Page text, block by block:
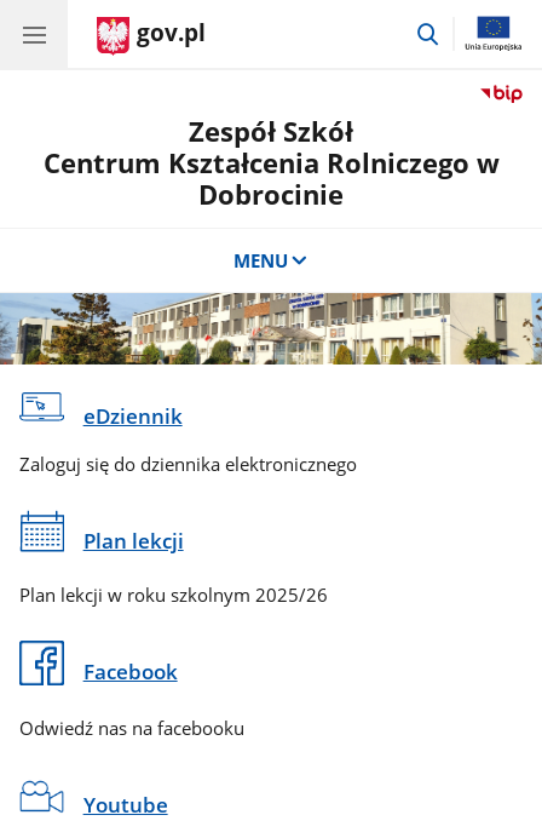
gov.pl
przejdź
Zespół Szkół
Centrum Kształcenia Rolniczego w
Dobrocinie
MENU
eDziennik
Zaloguj się do dziennika elektronicznego
Plan lekcji
Plan lekcji w roku szkolnym 2025/26
Facebook
Odwiedź nas na facebooku
Youtube